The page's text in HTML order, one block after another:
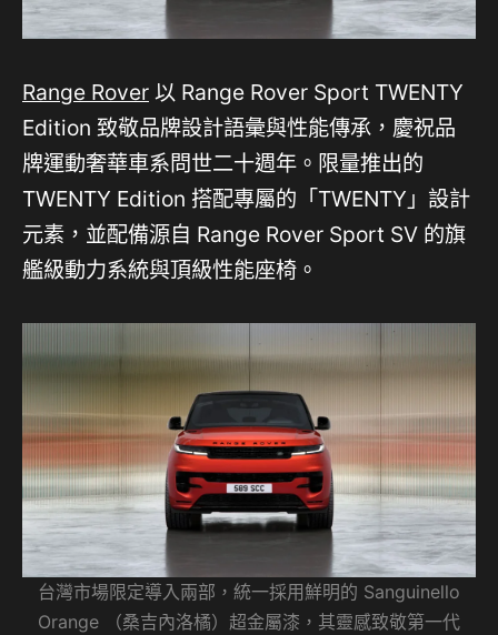
Range Rover 以 Range Rover Sport TWENTY
Edition 致敬品牌設計語彙與性能傳承，慶祝品
牌運動奢華車系問世二十週年。限量推出的
TWENTY Edition 搭配專屬的「TWENTY」設計
元素，並配備源自 Range Rover Sport SV 的旗
艦級動力系統與頂級性能座椅。
台灣市場限定導入兩部，統一採用鮮明的 Sanguinello
Orange （桑吉內洛橘）超金屬漆，其靈感致敬第一代